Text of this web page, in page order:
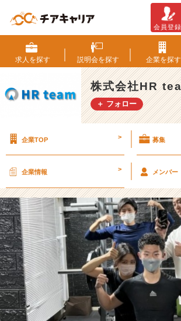
ィ
ジ
カ
ル
も
成
ミ
『筋
ト
レ
部』
【株
式
会
社
H
R
t
会員登録
求人を探す 説明会を探す 企業を探す
株式会社HR
＋ フォロー
企業TOP > 募集
企業情報 > メンバー